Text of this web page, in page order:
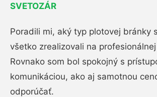
SVETOZÁR
Poradili mi, aký typ plotovej bránky
všetko zrealizovali na
Rovnako som bol spokojný s
komunikáciou, ako aj samotnou
odporúčať.